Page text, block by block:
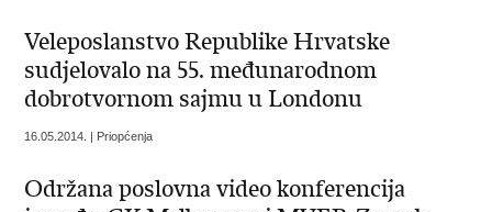
Veleposlanstvo Republike Hrvatske
sudjelovalo na 55. međunarodnom
dobrotvornom sajmu u Londonu
16.05.2014. | Priopćenja
Održana poslovna video konferencija